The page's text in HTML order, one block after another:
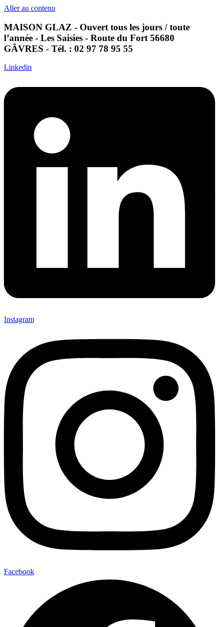
Aller au contenu
MAISON GLAZ - Ouvert tous les jours / toute
l’année - Les Saisies - Route du Fort 56680
GÂVRES - Tél. : 02 97 78 95 55
Linkedin
Instagram
Facebook